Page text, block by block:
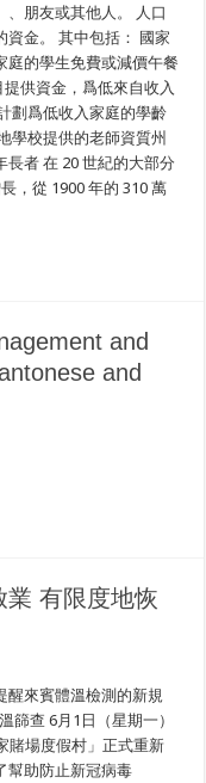
朋友或其他人。 人口
金。 其中包括： 國家
庭的學生免費或減價午餐
供資金，爲低來自收入
劃爲低收入家庭的學齡
學校提供的老師資質州
者 在 20 世紀的大部分
，從 1900 年的 310 萬
and
and
業 有限度地恢
醒來賓體溫檢測的新規
查 6月1日（星期一）
賭場度假村」正式重新
幫助防止新冠病毒